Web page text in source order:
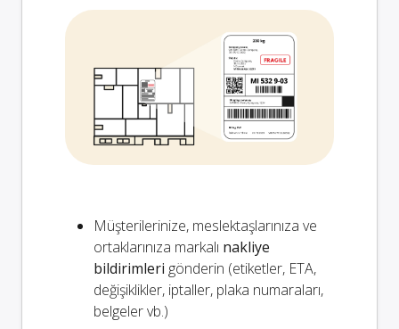
Müşterilerinize, meslektaşlarınıza ve
ortaklarınıza markalı nakliye
bildirimleri gönderin (etiketler, ETA,
değişiklikler, iptaller, plaka numaraları,
belgeler vb.)